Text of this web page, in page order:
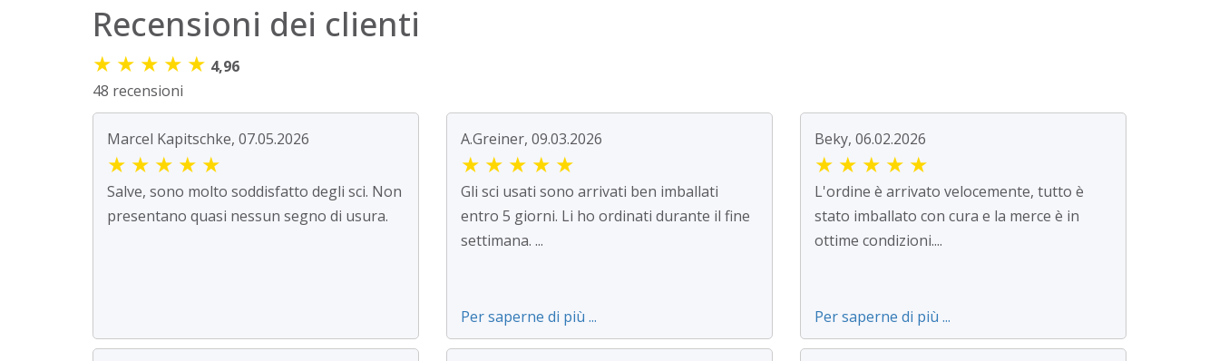
Recensioni dei clienti
★ ★ ★ ★ ★ 4,96
48 recensioni
Marcel Kapitschke, 07.05.2026
★ ★ ★ ★ ★
Salve, sono molto soddisfatto degli sci. Non
presentano quasi nessun segno di usura.
A.Greiner, 09.03.2026
★ ★ ★ ★ ★
Gli sci usati sono arrivati ben imballati
entro 5 giorni. Li ho ordinati durante il fine
settimana. ...
Per saperne di più ...
Beky, 06.02.2026
★ ★ ★ ★ ★
L'ordine è arrivato velocemente, tutto è
stato imballato con cura e la merce è in
ottime condizioni....
Per saperne di più ...